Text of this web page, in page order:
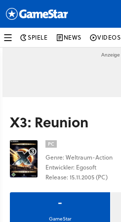
SPIELE NEWS VIDEOS
X3: Reunion
PC
Genre: Weltraum-Action
Entwickler: Egosoft
Release: 15.11.2005 (PC)
-
GameStar